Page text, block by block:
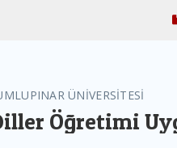
ÜNİVERSİTESİ
Öğretimi